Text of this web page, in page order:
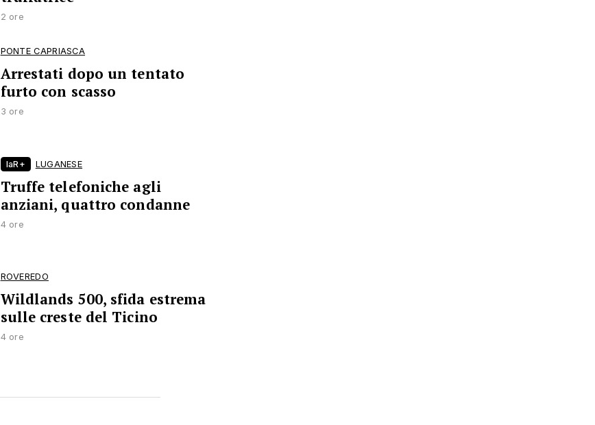
2 ore
PONTE CAPRIASCA
Arrestati dopo un tentato
furto con scasso
3 ore
laR+ LUGANESE
Truffe telefoniche agli
anziani, quattro condanne
4 ore
ROVEREDO
Wildlands 500, sfida estrema
sulle creste del Ticino
4 ore